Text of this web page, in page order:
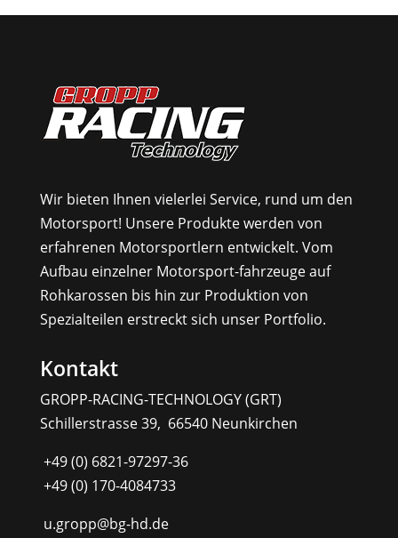
Wir bieten Ihnen vielerlei Service, rund um den
Motorsport! Unsere Produkte werden von
erfahrenen Motorsportlern entwickelt. Vom
Aufbau einzelner Motorsport-fahrzeuge auf
Rohkarossen bis hin zur Produktion von
Spezialteilen erstreckt sich unser Portfolio.
Kontakt
GROPP-RACING-TECHNOLOGY (GRT)
Schillerstrasse 39, 66540 Neunkirchen
+49 (0) 6821-97297-36
+49 (0) 170-4084733
u.gropp@bg-hd.de